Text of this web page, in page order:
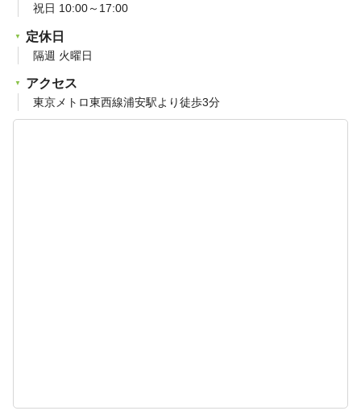
祝日 10:00～17:00
定休日
隔週 火曜日
アクセス
東京メトロ東西線浦安駅より徒歩3分